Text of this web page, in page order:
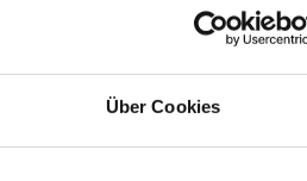
Über Cookies